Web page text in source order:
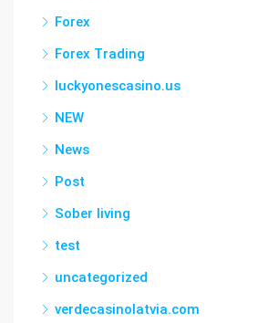
Forex
Forex Trading
luckyonescasino.us
NEW
News
Post
Sober living
test
uncategorized
verdecasinolatvia.com